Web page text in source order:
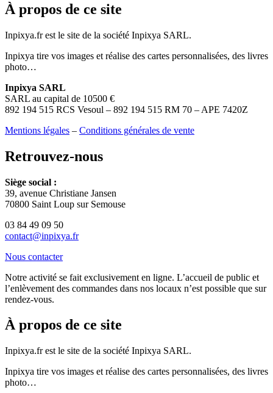
À propos de ce site
Inpixya.fr est le site de la société Inpixya SARL.
Inpixya tire vos images et réalise des cartes personnalisées, des livres
photo…
Inpixya SARL
SARL au capital de 10500 €
892 194 515 RCS Vesoul – 892 194 515 RM 70 – APE 7420Z
Mentions légales – Conditions générales de vente
Retrouvez-nous
Siège social :
39, avenue Christiane Jansen
70800 Saint Loup sur Semouse
03 84 49 09 50
contact@inpixya.fr
Nous contacter
Notre activité se fait exclusivement en ligne. L’accueil de public et
l’enlèvement des commandes dans nos locaux n’est possible que sur
rendez-vous.
À propos de ce site
Inpixya.fr est le site de la société Inpixya SARL.
Inpixya tire vos images et réalise des cartes personnalisées, des livres
photo…